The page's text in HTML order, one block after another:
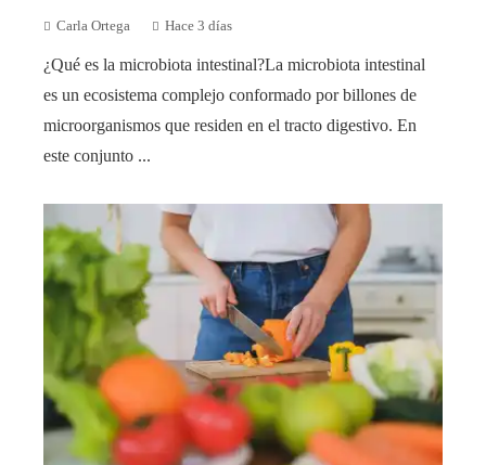
Carla Ortega Hace 3 días
¿Qué es la microbiota intestinal?La microbiota intestinal
es un ecosistema complejo conformado por billones de
microorganismos que residen en el tracto digestivo. En
este conjunto ...